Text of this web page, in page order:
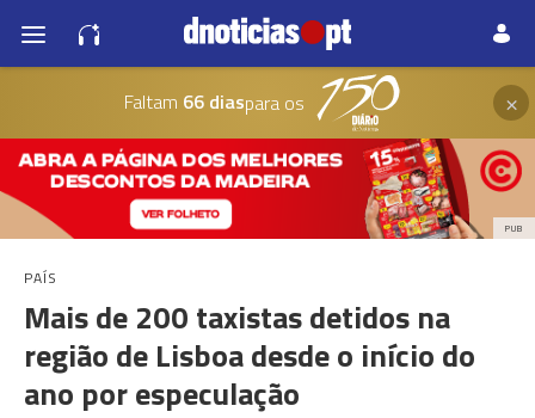
Faltam 66 diaspara os ×
PUB
PAÍS
Mais de 200 taxistas detidos na
região de Lisboa desde o início do
ano por especulação